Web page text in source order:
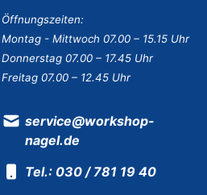
Öffnungszeiten:
Montag - Mittwoch 07.00 – 15.15 Uhr
Donnerstag 07.00 – 17.45 Uhr
Freitag 07.00 – 12.45 Uhr
service@workshop-
nagel.de
Tel.: 030 / 781 19 40